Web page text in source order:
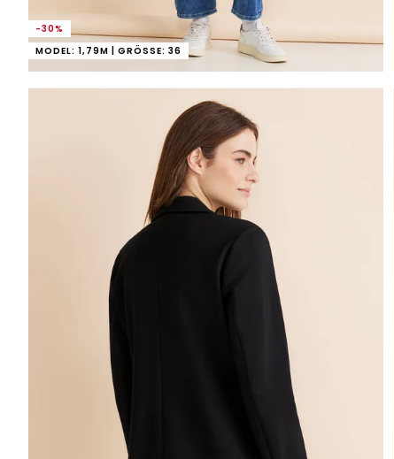
-30%
MODEL: 1,79M | GRÖSSE: 36